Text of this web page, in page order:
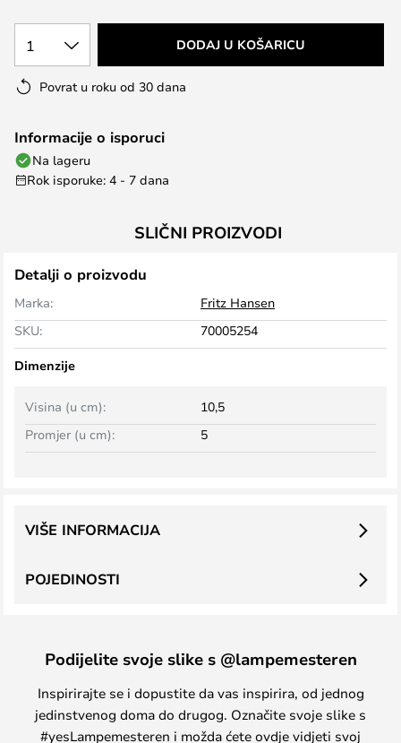
1 DODAJ U KOŠARICU
Povrat u roku od 30 dana
Informacije o isporuci
Na lageru
Rok isporuke: 4 - 7 dana
SLIČNI PROIZVODI
Detalji o proizvodu
Marka:
Fritz Hansen
SKU:
70005254
Dimenzije
Visina (u cm):
10,5
Promjer (u cm):
5
POJEDINOSTI
VIŠE INFORMACIJA
Podijelite svoje slike s @lampemesteren
Inspirirajte se i dopustite da vas inspirira, od jednog
jedinstvenog doma do drugog. Označite svoje slike s
#yesLampemesteren i možda ćete ovdje vidjeti svoj